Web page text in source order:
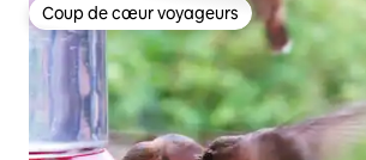
Coup de cœur voyageurs
Coup de cœur voyageurs